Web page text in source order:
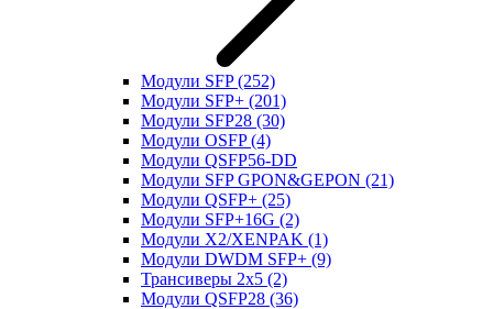
Модули SFP(252)
Модули SFP+ (201)
Модули SFP28 (30)
Модули OSFP(4)
Модули QSFP56-DD
Модули SFP GPON&GEPON (21)
Модули QSFP+ (25)
Модули SFP+16G (2)
Модули X2/XENPAK (1)
Модули DWDM SFP+ (9)
Трансиверы 2x5 (2)
Модули QSFP28 (36)